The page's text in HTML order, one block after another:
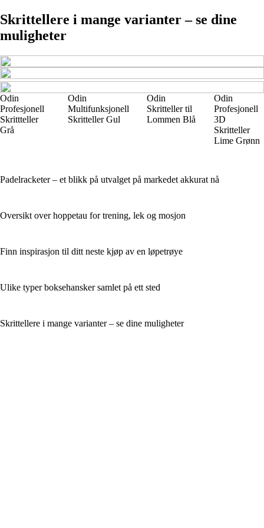
Skrittellere i mange varianter – se dine
muligheter
Odin
Profesjonell
Skrittteller
Grå
Odin
Multifunksjonell
Skritteller Gul
Odin
Skritteller til
Lommen Blå
Odin
Profesjonell
3D
Skritteller
Lime Grønn
Padelracketer – et blikk på utvalget på markedet akkurat nå
Oversikt over hoppetau for trening, lek og mosjon
Finn inspirasjon til ditt neste kjøp av en løpetrøye
Ulike typer boksehansker samlet på ett sted
Skrittellere i mange varianter – se dine muligheter